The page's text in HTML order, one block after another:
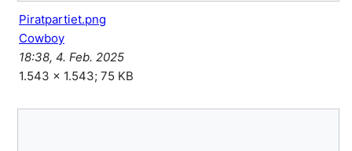
Piratpartiet.png
Cowboy
18:38, 4. Feb. 2025
1.543 × 1.543; 75 KB